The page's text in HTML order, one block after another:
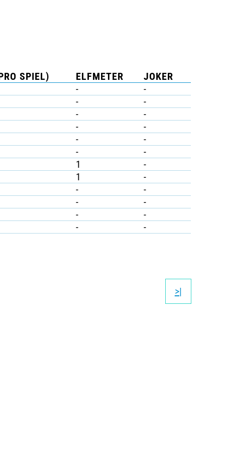
SPIEL) ELFMETER
JOKER
-
-
-
-
-
-
-
-
-
-
-
-
1
-
1
-
-
-
-
-
-
-
- -
>|